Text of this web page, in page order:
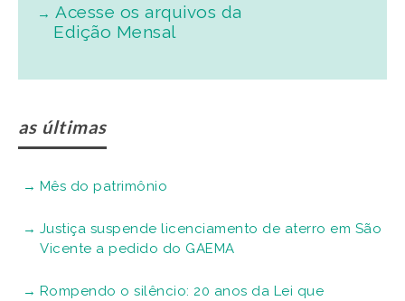
Acesse os arquivos da
Edição Mensal
as últimas
Mês do patrimônio
Justiça suspende licenciamento de aterro em São
Vicente a pedido do GAEMA
Rompendo o silêncio: 20 anos da Lei que